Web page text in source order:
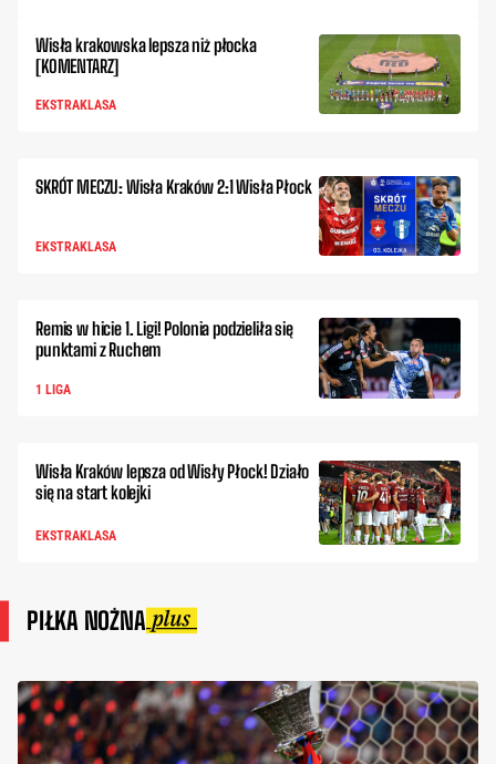
Wisła krakowska lepsza niż płocka
[KOMENTARZ]
EKSTRAKLASA
SKRÓT MECZU: Wisła Kraków 2:1 Wisła Płock
EKSTRAKLASA
Remis w hicie 1. Ligi! Polonia podzieliła się
punktami z Ruchem
1 LIGA
Wisła Kraków lepsza od Wisły Płock! Działo
się na start kolejki
EKSTRAKLASA
PIŁKA NOŻNA